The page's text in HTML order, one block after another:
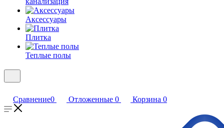
Аксессуары
Плитка
Теплые полы
Сравнение0 Отложенные 0 Корзина 0